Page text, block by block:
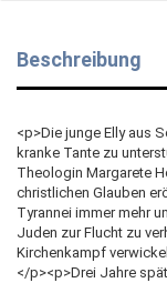
Beschreibung
<p>Die junge Elly aus
kranke Tante zu
Theologin Margarete
christlichen Glauben
Tyrannei immer mehr
Juden zur Flucht zu
Kirchenkampf
</p><p>Drei Jahre